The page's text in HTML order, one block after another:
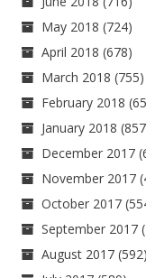
May 2018 (724)
April 2018 (678)
March 2018 (755)
February 2018
January 2018
December 2017
November 2017
October 2017
September 2017
August 2017 (592)